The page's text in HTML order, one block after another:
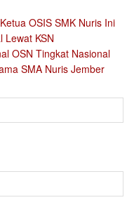
OSIS SMK Nuris Ini
Lewat KSN
OSN Tingkat Nasional
SMA Nuris Jember